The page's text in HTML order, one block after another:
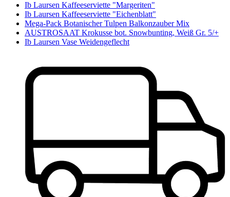
Ib Laursen Kaffeeserviette "Margeriten"
Ib Laursen Kaffeeserviette "Eichenblatt"
Mega-Pack Botanischer Tulpen Balkonzauber Mix
AUSTROSAAT Krokusse bot. Snowbunting, Weiß Gr. 5/+
Ib Laursen Vase Weidengeflecht